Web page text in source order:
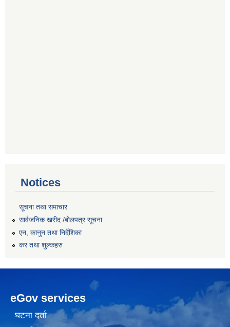
Notices
सूचना तथा समाचार
सार्वजनिक खरीद /बोलपत्र सूचना
एन, कानुन तथा निर्देशिका
कर तथा शुल्कहरु
eGov services
घटना दर्ता